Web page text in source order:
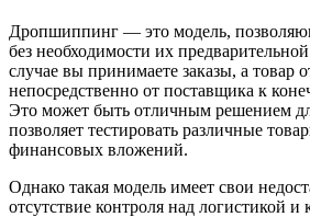
Дропшиппинг — это модель,
без необходимости их
случае вы принимаете заказы, а товар
непосредственно от поставщика к
Это может быть отличным решением
позволяет тестировать различные
финансовых вложений.
Однако такая модель имеет свои
отсутствие контроля над логистикой и